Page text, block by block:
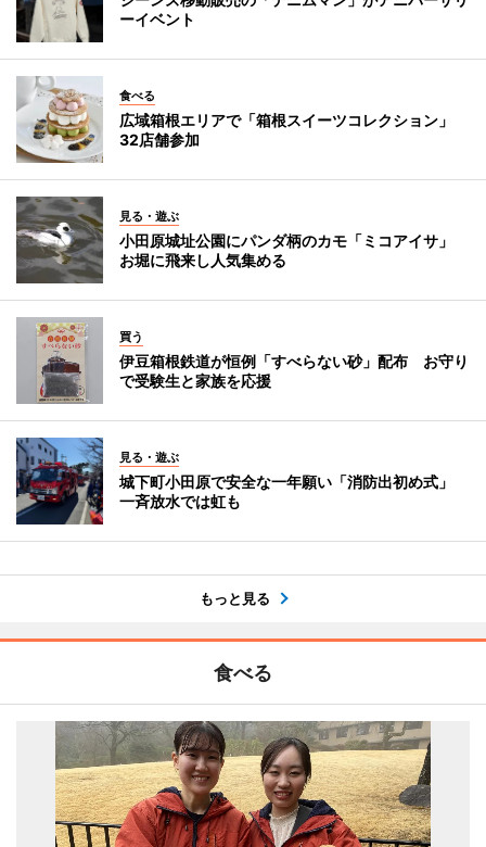
ーイベント
食べる
広域箱根エリアで「箱根スイーツコレクション」
32店舗参加
見る・遊ぶ
小田原城址公園にパンダ柄のカモ「ミコアイサ」
お堀に飛来し人気集める
買う
伊豆箱根鉄道が恒例「すべらない砂」配布 お守り
で受験生と家族を応援
見る・遊ぶ
城下町小田原で安全な一年願い「消防出初め式」
一斉放水では虹も
もっと見る
食べる